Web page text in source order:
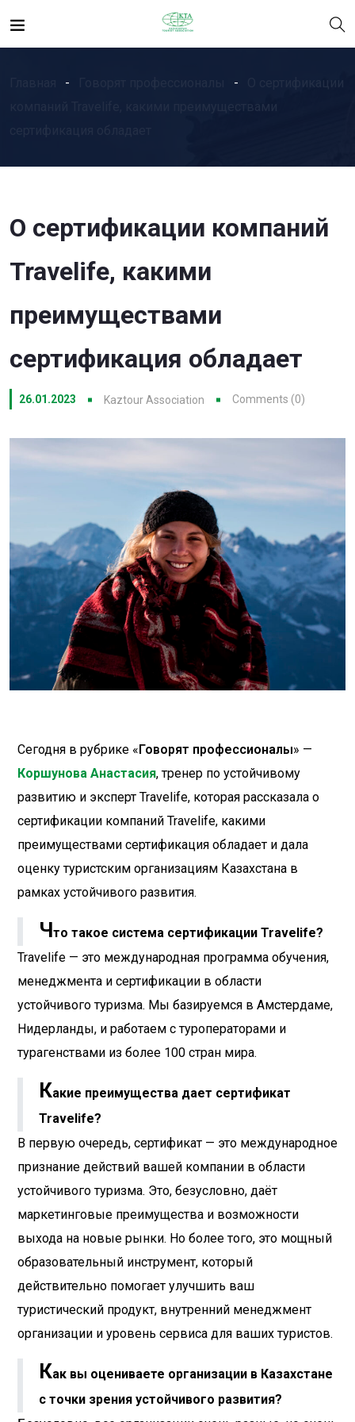
О сертификации компаний
Travelife, какими
преимуществами
сертификация обладает
26.01.2023 Kaztour Association Comments (0)
Сегодня в рубрике « Говорят профессионалы» —
Коршунова Анастасия, тренер по устойчивому
развитию и эксперт Travelife, которая рассказала о
сертификации компаний Travelife, какими
преимуществами сертификация обладает и дала
оценку туристским организациям Казахстана в
рамках устойчивого развития.
Что такое система сертификации Travelife?
Travelife — это международная программа обучения,
менеджмента и сертификации в области
устойчивого туризма. Мы базируемся в Амстердаме,
Нидерланды, и работаем с туроператорами и
турагенствами из более 100 стран мира.
Какие преимущества дает сертификат
Travelife?
В первую очередь, сертификат — это международное
признание действий вашей компании в области
устойчивого туризма. Это, безусловно, даёт
маркетинговые преимущества и возможности
выхода на новые рынки. Но более того, это мощный
образовательный инструмент, который
действительно помогает улучшить ваш
туристический продукт, внутренний менеджмент
организации и уровень сервиса для ваших туристов.
Как вы оцениваете организации в Казахстане
с точки зрения устойчивого развития?